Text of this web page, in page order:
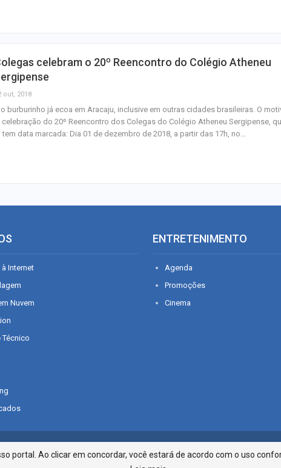
celebram o 20º Reencontro do Colégio Atheneu
out, 2018
o burburinho já ecoa em Aracaju, inclusive em outras cidades brasileiras. O
celebração do 20º Reencontro dos Colegas do Colégio Atheneu Sergipense,
tem data marcada: Dia 01 de dezembro de 2018, a partir das 17h, no…
Internet
Nuvem
Técnico
ENTRETENIMENTO
Agenda
Promoções
Cinema
Infonet - Rua Monsenhor Silveira
portal. Ao clicar em concordar, você estará de acordo com o uso